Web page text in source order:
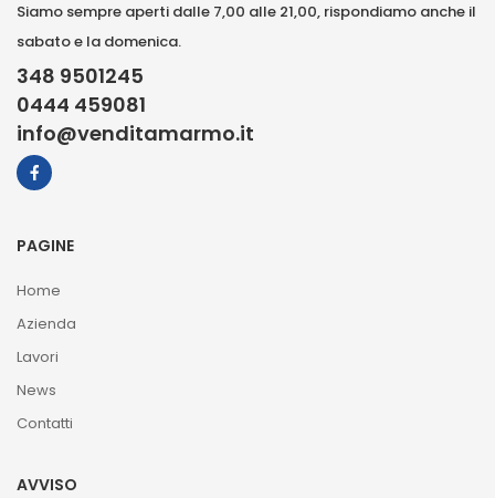
Siamo sempre aperti dalle 7,00 alle 21,00, rispondiamo anche il
sabato e la domenica.
348 9501245
0444 459081
info@venditamarmo.it
PAGINE
Home
Azienda
Lavori
News
Contatti
AVVISO